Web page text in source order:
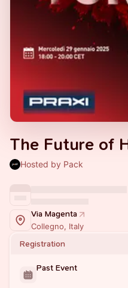
The Future of
Hosted by Pack
Via Magenta
Collegno, Italy
Registration
Past Event